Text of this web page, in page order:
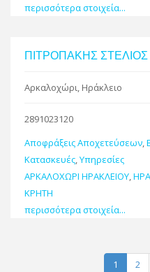
περισσότερα στοιχεία...
ΠΙΤΡΟΠΑΚΗΣ ΣΤΕΛΙΟΣ
Αρκαλοχώρι, Ηράκλειο
2891023120
Αποφράξεις Αποχετεύσεων,
Κατασκευές,Υπηρεσίες
ΑΡΚΑΛΟΧΩΡΙ ΗΡΑΚΛΕΙΟΥ,
ΚΡΗΤΗ
περισσότερα στοιχεία...
1 2